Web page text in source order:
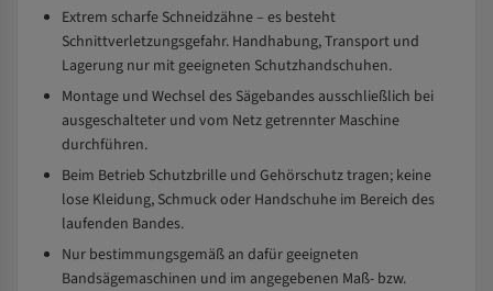
Extrem scharfe Schneidzähne – es besteht
Schnittverletzungsgefahr. Handhabung, Transport und
Lagerung nur mit geeigneten Schutzhandschuhen.
Montage und Wechsel des Sägebandes ausschließlich bei
ausgeschalteter und vom Netz getrennter Maschine
durchführen.
Beim Betrieb Schutzbrille und Gehörschutz tragen; keine
lose Kleidung, Schmuck oder Handschuhe im Bereich des
laufenden Bandes.
Nur bestimmungsgemäß an dafür geeigneten
Bandsägemaschinen und im angegebenen Maß- bzw.